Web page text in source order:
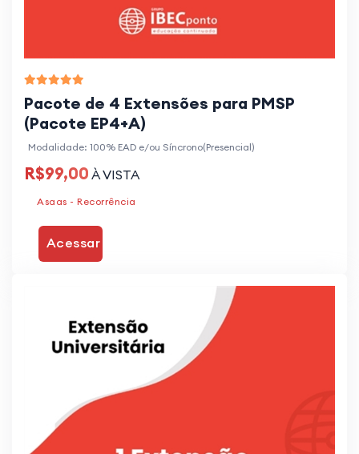
Pacote de 4 Extensões para PMSP
(Pacote EP4+A)
Modalidade: 100% EAD e/ou Síncrono(Presencial)
R$99,00 À VISTA
Asaas - Recorrência
Acessar